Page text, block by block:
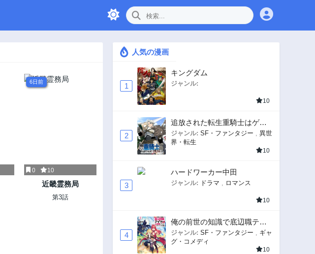
6日前
0 10
近畿霊務局
第3話
人気の漫画
1
キングダム
ジャンル:
10
2
追放された転生重騎士はゲー
ム知識で無双する
ジャンル: SF・ファンタジー
異世
界・転生
10
3
ハードワーカー中田
ジャンル: ドラマ ロマンス
10
4
俺の前世の知識で底辺職テイ
マーが上級職になってしまい
そうな件
ジャンル: SF・ファンタジー
ギャ
グ・コメディ
10